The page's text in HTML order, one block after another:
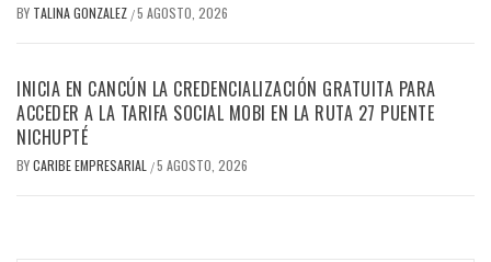
BY TALINA GONZALEZ /5 AGOSTO, 2026
INICIA EN CANCÚN LA CREDENCIALIZACIÓN GRATUITA PARA
ACCEDER A LA TARIFA SOCIAL MOBI EN LA RUTA 27 PUENTE
NICHUPTÉ
BYCARIBE EMPRESARIAL /5 AGOSTO, 2026